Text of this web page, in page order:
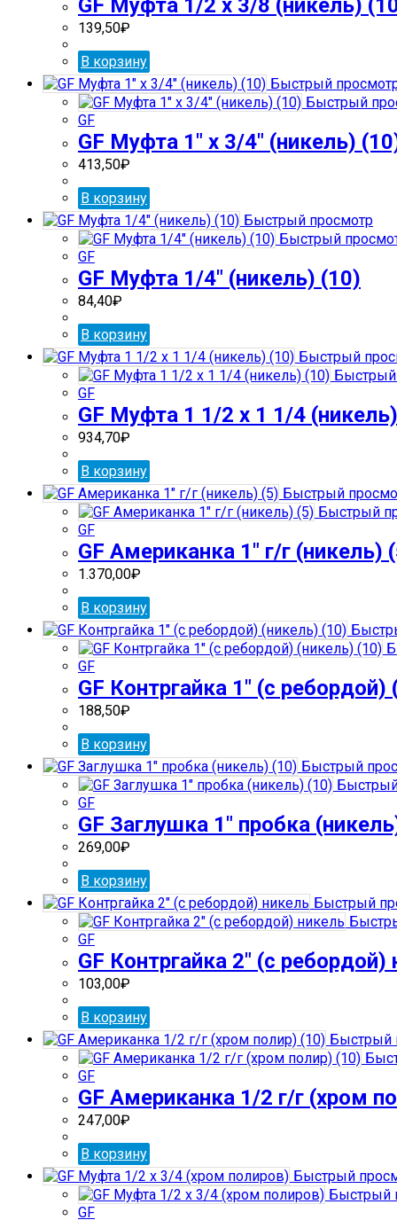
GF Муфта 1/2 х 3/8 (никель)
139,50₽
В корзину
Быстрый
Быстрый
GF
GF Муфта 1″ х 3/4″ (никель)
413,50₽
В корзину
Быстрый просмотр
Быстрый
GF
GF Муфта 1/4″ (никель) (10)
84,40₽
В корзину
Быстрый
Быстрый
GF
GF Муфта 1 1/2 х 1 1/4
934,70₽
В корзину
Быстрый
Быстрый
GF
GF Американка 1″ г/г (никель)
1.370,00₽
В корзину
GF
GF Контргайка 1″ (с
188,50₽
В корзину
Быстрый
GF
GF Заглушка 1″ пробка
269,00₽
В корзину
Быстрый
GF
GF Контргайка 2″ (с ребордой)
103,00₽
В корзину
Быстрый
GF
GF Американка 1/2 г/г (хром
247,00₽
В корзину
Быстрый
Быстрый
GF